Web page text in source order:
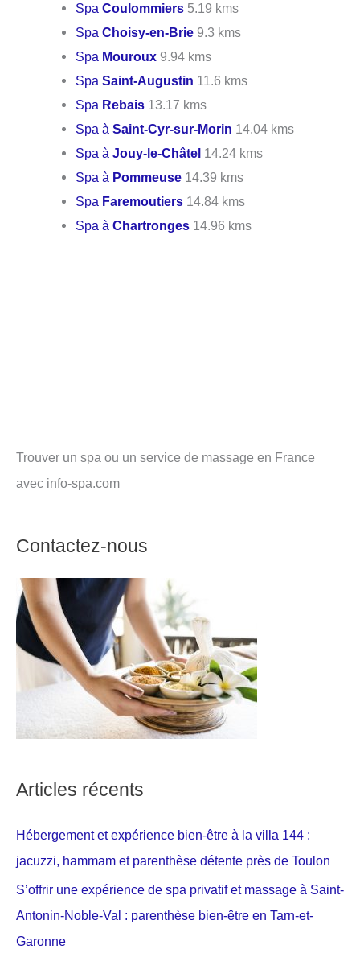
SpaCoulommiers 5.19 kms
SpaChoisy-en-Brie 9.3 kms
Spa Mouroux 9.94 kms
SpaSaint-Augustin 11.6 kms
Spa Rebais 13.17 kms
Spa àSaint-Cyr-sur-Morin 14.04 kms
Spa àJouy-le-Châtel 14.24 kms
Spa à Pommeuse 14.39 kms
Spa Faremoutiers 14.84 kms
Spa àChartronges 14.96 kms
Trouver un spa ou un service de massage en France
avec info-spa.com
Contactez-nous
Articles récents
Hébergement et expérience bien-être à la villa 144 :
jacuzzi, hammam et parenthèse détente près de Toulon
S’offrir une expérience de spa privatif et massage à Saint-
Antonin-Noble-Val : parenthèse bien-être en Tarn-et-
Garonne